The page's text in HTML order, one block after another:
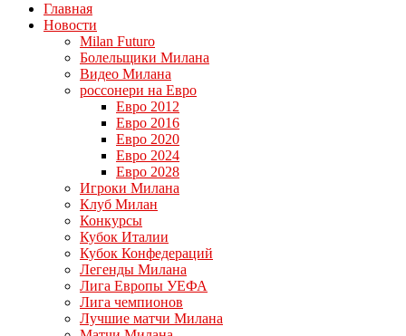
Главная
Новости
Milan Futuro
Болельщики Милана
Видео Милана
россонери на Евро
Евро 2012
Евро 2016
Евро 2020
Евро 2024
Евро 2028
Игроки Милана
Клуб Милан
Конкурсы
Кубок Италии
Кубок Конфедераций
Легенды Милана
Лига Европы УЕФА
Лига чемпионов
Лучшие матчи Милана